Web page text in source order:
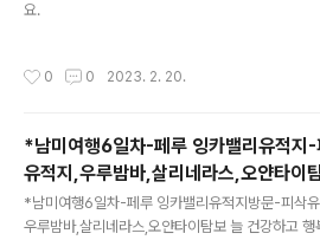
요.
0 0 2023. 2. 20.
*남미여행6일차-페루 잉카밸리유적지-
유적지,우루밤바,살리네라스,오얀타이
*남미여행6일차-페루 잉카밸리유적지방문-피삭유
우루밤바,살리네라스,오얀타이탐보 늘 건강하고 행